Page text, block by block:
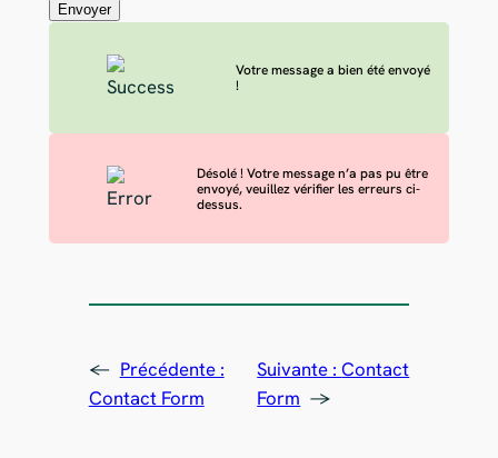
Envoyer
Votre message a bien été envoyé
!
Désolé ! Votre message n’a pas pu être
envoyé, veuillez vérifier les erreurs ci-
dessus.
← Précédente :
Contact Form
Suivante :Contact
Form →